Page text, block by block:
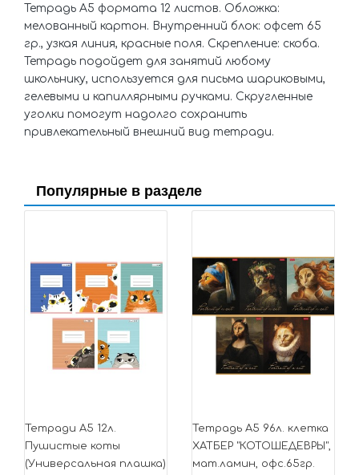
Тетрадь А5 формата 12 листов. Обложка:
мелованный картон. Внутренний блок: офсет 65
гр., узкая линия, красные поля. Скрепление: скоба.
Тетрадь подойдет для занятий любому
школьнику, используется для письма шариковыми,
гелевыми и капиллярными ручками. Скругленные
уголки помогут надолго сохранить
привлекательный внешний вид тетради.
Популярные в разделе
Тетради А5 12л.
Пушистые коты
(Универсальная плашка)
Тетрадь А5 96л. клетка
ХАТБЕР "КОТОШЕДЕВРЫ",
мат.ламин, офс.65гр.